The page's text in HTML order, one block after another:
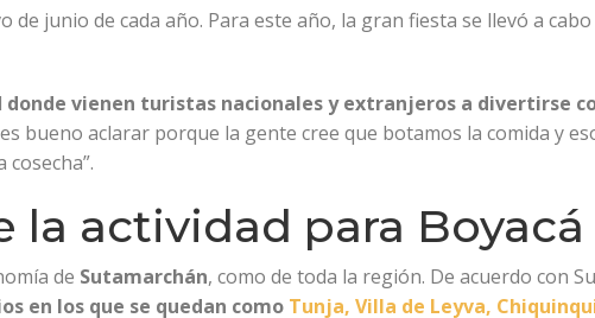
junio de cada año. Para este año, la gran fiesta se llevó a cabo
donde vienen turistas nacionales y extranjeros a divertirse
bueno aclarar porque la gente cree que botamos la comida y
la actividad para Boyacá
de Sutamarchán, como de toda la región. De acuerdo con
en los que se quedan como Tunja, Villa de Leyva,